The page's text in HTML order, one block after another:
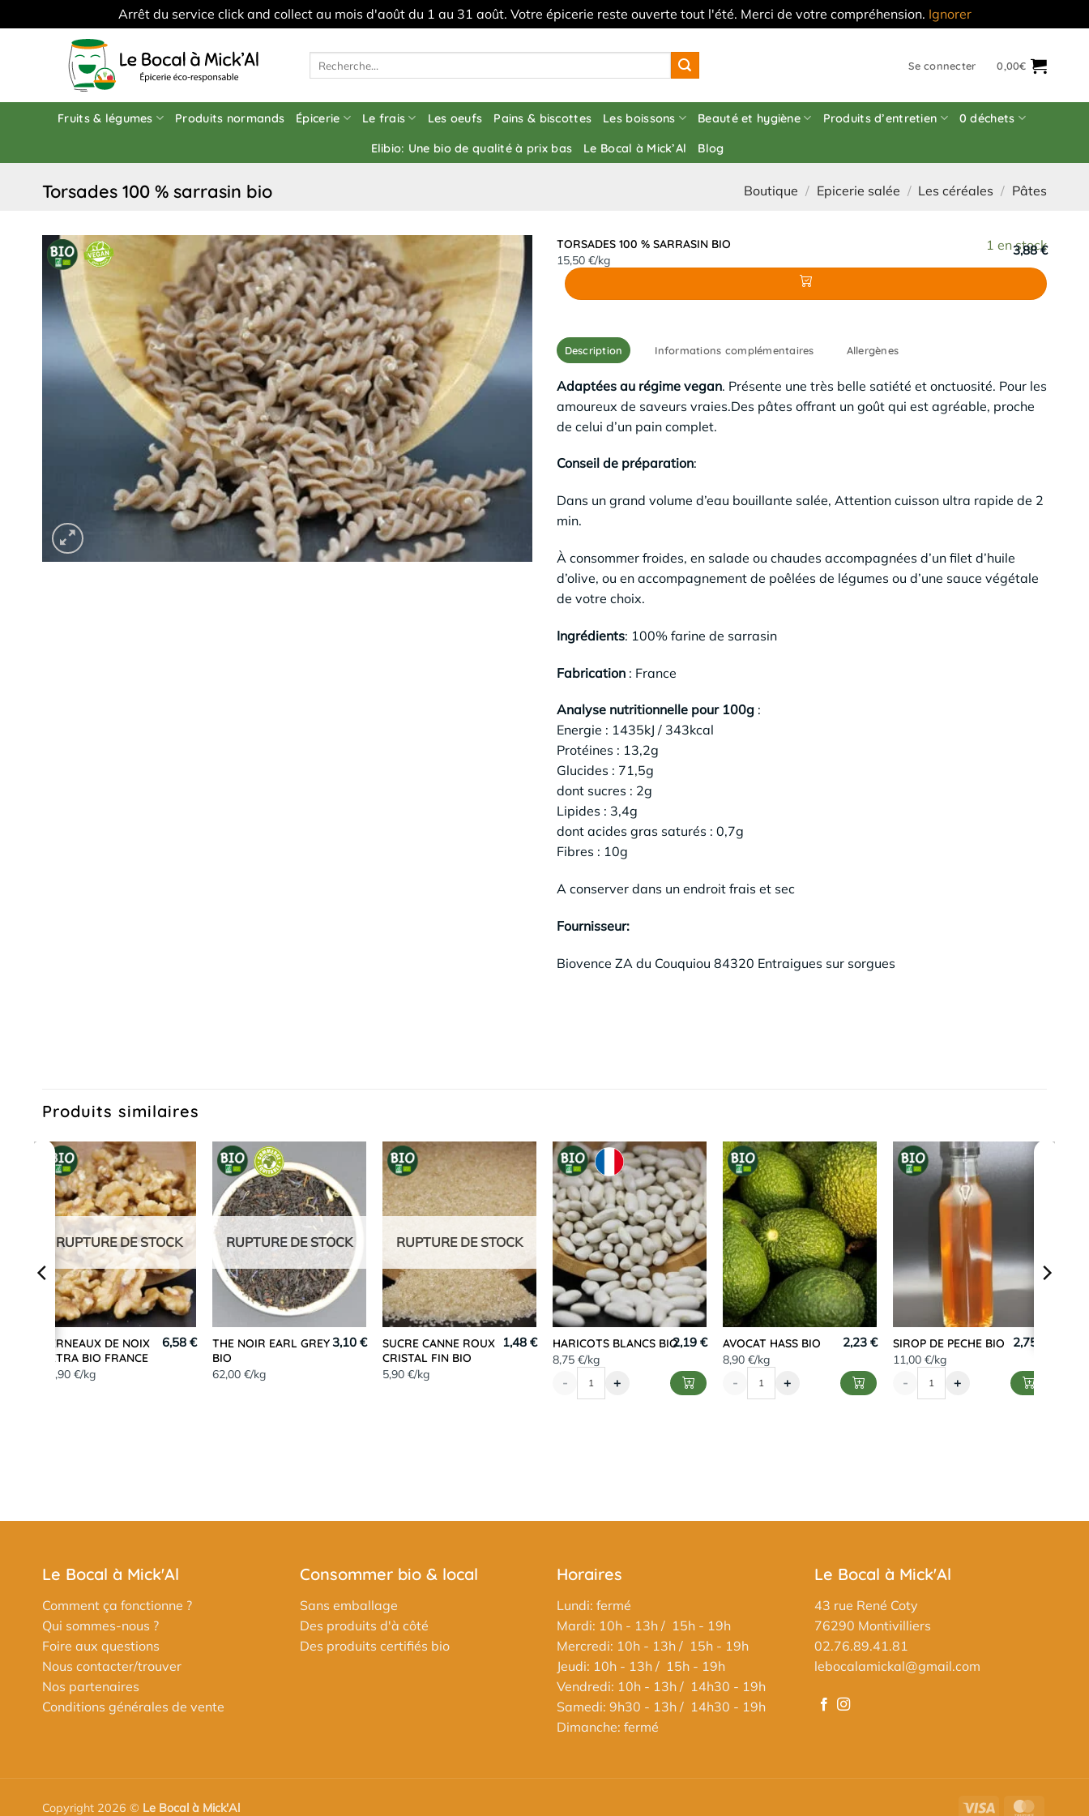
Arrêt du service click and collect au mois d'août du 1 au 31 août. Votre épicerie reste ouverte tout l'été. Merci de votre compréhension. Ignorer
Se connecter 0,00€
Fruits & légumes Produits normands Épicerie Le frais Les oeufs Pains & biscottes Les boissons Beauté et hygiène Produits d’entretien 0 déchets
Elibio: Une bio de qualité à prix bas Le Bocal à Mick’Al Blog
torsades 100 % sarrasin bio Boutique / Epicerie salée / Les céréales / Pâtes
1 en stock
TORSADES 100 % SARRASIN BIO
15,50 €/kg
3,88 €
Description Informations complémentaires Allergènes
Adaptées au régime vegan. Présente une très belle satiété et onctuosité. Pour les
amoureux de saveurs vraies.Des pâtes offrant un goût qui est agréable, proche
de celui d’un pain complet.
Conseil de préparation:
Dans un grand volume d’eau bouillante salée, Attention cuisson ultra rapide de 2
min.
À consommer froides, en salade ou chaudes accompagnées d’un filet d’huile
d’olive, ou en accompagnement de poêlées de légumes ou d’une sauce végétale
de votre choix.
Ingrédients: 100% farine de sarrasin
Fabrication : France
Analyse nutritionnelle pour 100g :
Energie : 1435kJ / 343kcal
Protéines : 13,2g
Glucides : 71,5g
dont sucres : 2g
Lipides : 3,4g
dont acides gras saturés : 0,7g
Fibres : 10g
A conserver dans un endroit frais et sec
Fournisseur:
Biovence ZA du Couquiou 84320 Entraigues sur sorgues
Produits similaires
RUPTURE DE STOCK
CERNEAUX DE NOIX
EXTRA BIO FRANCE
32,90 €/kg
6,58 €
RUPTURE DE STOCK
THE NOIR EARL GREY
BIO
62,00 €/kg
3,10 €
RUPTURE DE STOCK
SUCRE CANNE ROUX
CRISTAL FIN BIO
5,90 €/kg
1,48 €
HARICOTS BLANCS BIO
8,75 €/kg
2,19 €
- +
AVOCAT HASS BIO
8,90 €/kg
2,23 €
- +
SIROP DE PECHE BIO
11,00 €/kg
2,75 €
- +
Le Bocal à Mick'Al
Comment ça fonctionne ?
Qui sommes-nous ?
Foire aux questions
Nous contacter/trouver
Nos partenaires
Conditions générales de vente
Consommer bio & local
Sans emballage
Des produits d'à côté
Des produits certifiés bio
Horaires
Lundi: fermé
Mardi: 10h - 13h / 15h - 19h
Mercredi: 10h - 13h / 15h - 19h
Jeudi: 10h - 13h / 15h - 19h
Vendredi: 10h - 13h / 14h30 - 19h
Samedi: 9h30 - 13h / 14h30 - 19h
Dimanche: fermé
Le Bocal à Mick'Al
43 rue René Coty
76290 Montivilliers
02.76.89.41.81
lebocalamickal@gmail.com
Visa
Copyright 2026 © Le Bocal à Mick'Al